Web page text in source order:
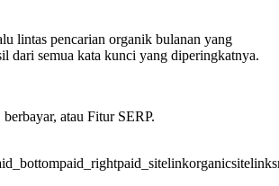
lintas pencarian organik bulanan yang
dari semua kata kunci yang diperingkatnya.
atau Fitur SERP.
paid_rightpaid_sitelinkorganicsitelink